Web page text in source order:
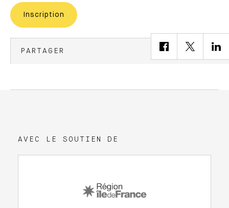
Inscription
PARTAGER
AVEC LE SOUTIEN DE